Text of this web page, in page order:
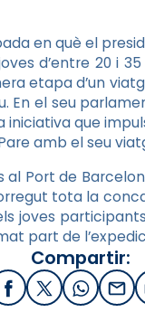
en què el
d’entre 20 i
etapa d’un
En el seu
que
amb el seu
Port de
tota la
joves
part de
Compartir:
FacebookX / Twitter